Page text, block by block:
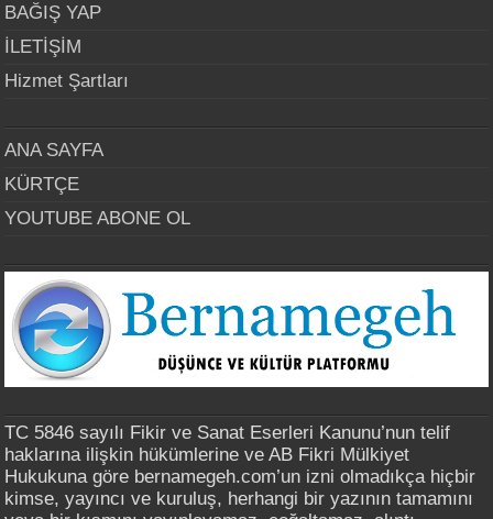
BAĞIŞ YAP
İLETİŞİM
Hizmet Şartları
ANA SAYFA
KÜRTÇE
YOUTUBE ABONE OL
TC 5846 sayılı Fikir ve Sanat Eserleri Kanunu’nun telif
haklarına ilişkin hükümlerine ve AB Fikri Mülkiyet
Hukukuna göre bernamegeh.com’un izni olmadıkça hiçbir
kimse, yayıncı ve kuruluş, herhangi bir yazının tamamını